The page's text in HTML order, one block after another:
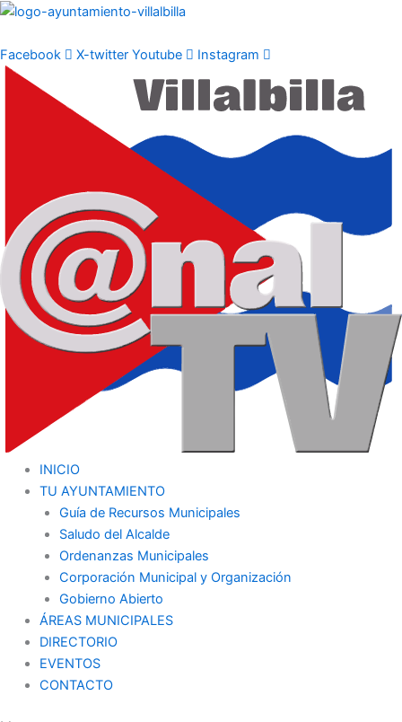
Ir
contenido
Facebook X-twitter Youtube Instagram
INICIO
TU AYUNTAMIENTO
Guía de Recursos Municipales
Saludo del Alcalde
Ordenanzas Municipales
Corporación Municipal y Organización
Gobierno Abierto
ÁREAS MUNICIPALES
DIRECTORIO
EVENTOS
CONTACTO